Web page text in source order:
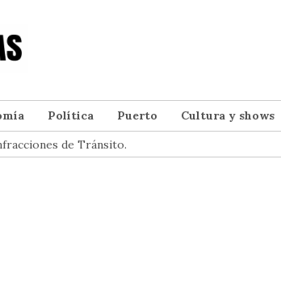
Política Puerto
Cultura y shows
de Tránsito.